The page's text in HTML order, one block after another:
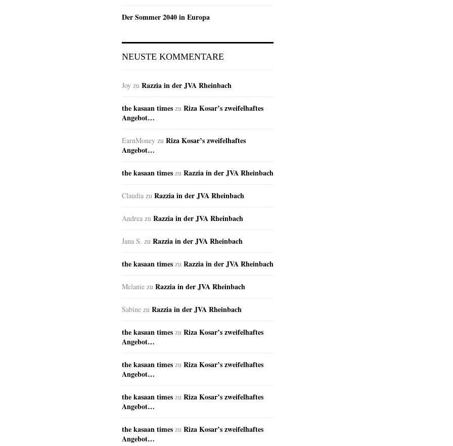
Der Sommer 2040 in Europa
NEUSTE KOMMENTARE
Joy zu Razzia in der JVA Rheinbach
the kasaan times zu Riza Kosar’s zweifelhaftes
Angebot…
EarnMoney zu Riza Kosar’s zweifelhaftes
Angebot…
the kasaan times zu Razzia in der JVA Rheinbach
Claudia zu Razzia in der JVA Rheinbach
Andrea zu Razzia in der JVA Rheinbach
Jana S. zu Razzia in der JVA Rheinbach
the kasaan times zu Razzia in der JVA Rheinbach
Melanie zu Razzia in der JVA Rheinbach
Sabine zu Razzia in der JVA Rheinbach
the kasaan times zu Riza Kosar’s zweifelhaftes
Angebot…
the kasaan times zu Riza Kosar’s zweifelhaftes
Angebot…
the kasaan times zu Riza Kosar’s zweifelhaftes
Angebot…
the kasaan times zu Riza Kosar’s zweifelhaftes
Angebot…